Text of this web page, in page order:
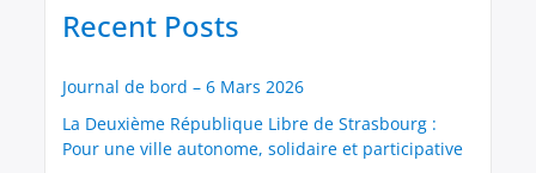
Recent Posts
Journal de bord – 6 Mars 2026
La Deuxième République Libre de Strasbourg :
Pour une ville autonome, solidaire et participative